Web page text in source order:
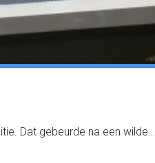
Dat gebeurde na een wilde…